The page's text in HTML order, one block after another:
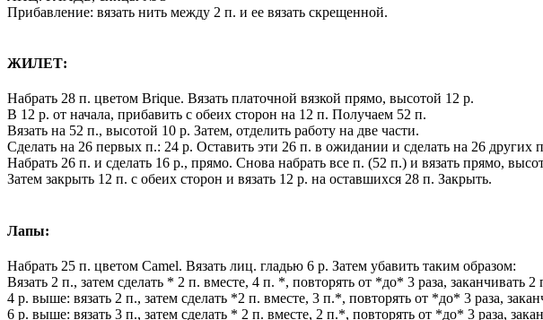
Прибавление: вязать нить между 2 п. и ее вязать скрещенной.
ЖИЛЕТ:
Набрать 28 п. цветом Brique. Вязать платочной вязкой прямо, высотой 12 р.
В 12 р. от начала, прибавить с обеих сторон на 12 п. Получаем 52 п.
Вязать на 52 п., высотой 10 р. Затем, отделить работу на две части.
Сделать на 26 первых п.: 24 р. Оставить эти 26 п. в ожидании и сделать на 26 других
Набрать 26 п. и сделать 16 р., прямо. Снова набрать все п. (52 п.) и вязать прямо,
Затем закрыть 12 п. с обеих сторон и вязать 12 р. на оставшихся 28 п. Закрыть.
Лапы:
Набрать 25 п. цветом Camel. Вязать лиц. гладью 6 р. Затем убавить таким образом:
Вязать 2 п., затем сделать * 2 п. вместе, 4 п. *, повторять от *до* 3 раза, заканчивать
4 р. выше: вязать 2 п., затем сделать *2 п. вместе, 3 п.*, повторять от *до* 3 раза,
6 р. выше: вязать 3 п., затем сделать * 2 п. вместе, 2 п.*, повторять от *до* 3 раза,